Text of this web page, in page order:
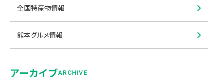
全国特産物情報
熊本グルメ情報
アーカイブARCHIVE